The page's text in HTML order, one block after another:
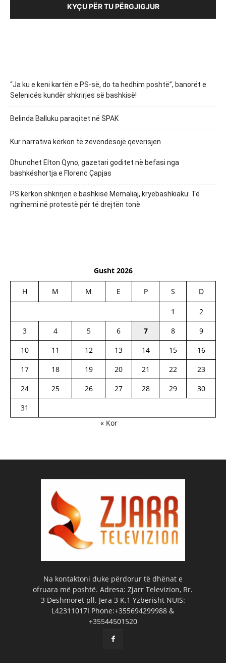
KYÇU PËR TU PËRGJIGJUR
“Ja ku e keni kartën e PS-së, do ta hedhim poshtë”, banorët e
Selenicës kundër shkrirjes së bashkisë!
Belinda Balluku paraqitet në SPAK
Kur narrativa kërkon të zëvendësojë qeverisjen
Dhunohet Elton Qyno, gazetari goditet në befasi nga
bashkëshortja e Florenc Çapjas
PS kërkon shkrirjen e bashkisë Memaliaj, kryebashkiaku: Të
ngrihemi në protestë për të drejtën tonë
Gusht 2026
H M M E P S D
1
2
3
4 5 6 7 8
9
10
11 12 13 14 15
16
17
18 19 20 21 22
23
24
25 26 27 28 29
30
31
« Kor
Na kontaktoni duke përdorur të dhënat e
ofruara më poshtë. Adresa: Zjarr Televizion, Rr.
3 Dëshmorët pll. Jera 3 K.1 Yzberisht NUIS:
L42311017I Phone:+355694299988 &
+35544501520